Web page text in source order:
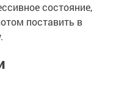
состояние,
поставить в